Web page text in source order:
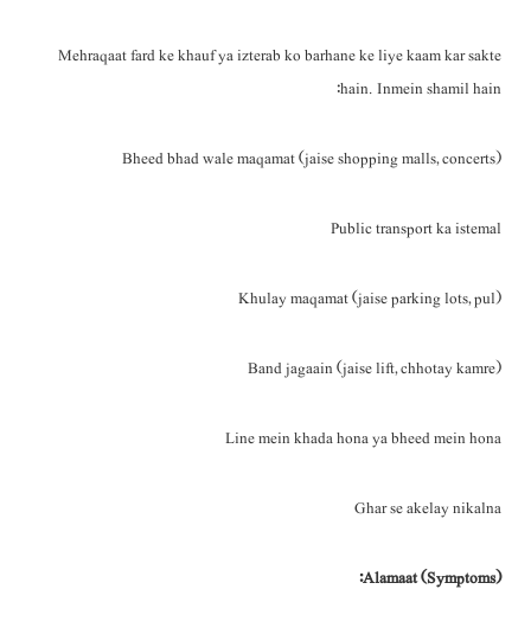
Mehraqaat fard ke khauf ya izterab ko barhane ke liye kaam kar sakte
hain. Inmein shamil hain:
Bheed bhad wale maqamat (jaise shopping malls, concerts)
Public transport ka istemal
Khulay maqamat (jaise parking lots, pul)
Band jagaain (jaise lift, chhotay kamre)
Line mein khada hona ya bheed mein hona
Ghar se akelay nikalna
Alamaat (Symptoms):